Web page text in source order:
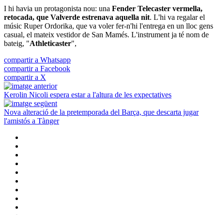
I hi havia un protagonista nou: una Fender Telecaster vermella,
retocada, que Valverde estrenava aquella nit. L'hi va regalar el
músic Ruper Ordorika, que va voler fer-n'hi l'entrega en un lloc gens
casual, el mateix vestidor de San Mamés. L'instrument ja té nom de
bateig, "Athleticaster",
compartir a Whatsapp
compartir a Facebook
compartir a X
Kerolin Nicoli espera estar a l'altura de les expectatives
Nova alteració de la pretemporada del Barça, que descarta jugar
l'amistós a Tànger